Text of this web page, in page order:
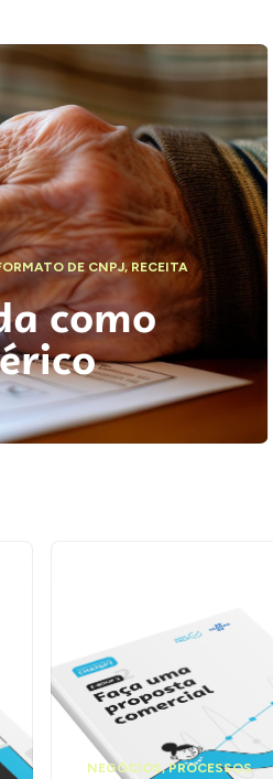
DE CNPJ,RECEITA
como
NEGÓCIOS,PROCESSOS